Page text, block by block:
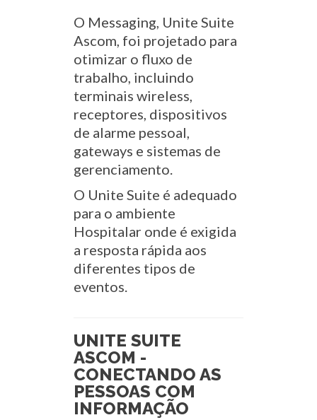
O Messaging, Unite Suite
Ascom, foi projetado para
otimizar o fluxo de
trabalho, incluindo
terminais wireless,
receptores, dispositivos
de alarme pessoal,
gateways e sistemas de
gerenciamento.
O Unite Suite é adequado
para o ambiente
Hospitalar onde é exigida
a resposta rápida aos
diferentes tipos de
eventos.
UNITE SUITE
ASCOM -
CONECTANDO AS
PESSOAS COM
INFORMAÇÃO